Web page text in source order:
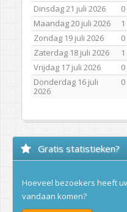
Dinsdag 21 juli 2026
0
Maandag 20 juli 2026
1
Zondag 19 juli 2026
0
Zaterdag 18 juli 2026
1
Vrijdag 17 juli 2026
0
Donderdag 16 juli
2026
0
Gratis statistieken?
Hoeveel bezoekers heeft
vandaan komen?